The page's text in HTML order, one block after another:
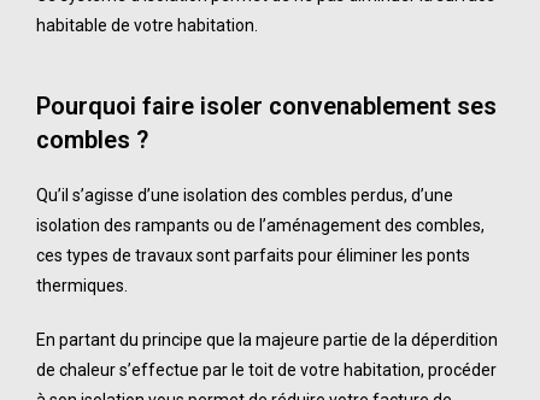
habitable de votre habitation.
Pourquoi faire isoler convenablement ses
combles ?
Qu’il s’agisse d’une isolation des combles perdus, d’une
isolation des rampants ou de l’aménagement des combles,
ces types de travaux sont parfaits pour éliminer les ponts
thermiques.
En partant du principe que la majeure partie de la déperdition
de chaleur s’effectue par le toit de votre habitation, procéder